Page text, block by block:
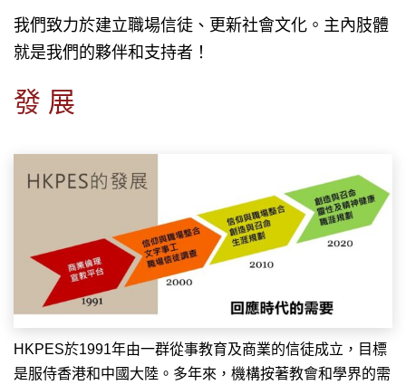
我們致力於建立職場信徒、更新社會文化。主內肢體
就是我們的夥伴和支持者！
發 展
HKPES於1991年由一群從事教育及商業的信徒成立，目標
是服侍香港和中國大陸。多年來，機構按著教會和學界的需